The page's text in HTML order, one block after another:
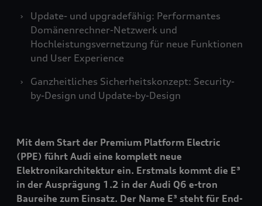
Update- und upgradefähig: Performantes
Domänenrechner-Netzwerk und
Hochleistungsvernetzung für neue Funktionen
und User Experience
Ganzheitliches Sicherheitskonzept: Security-
by-Design und Update-by-Design
Mit dem Start der Premium Platform Electric
(PPE) führt Audi eine komplett neue
Elektronikarchitektur ein. Erstmals kommt die E³
in der Ausprägung 1.2 in der Audi Q6 e-tron
Baureihe zum Einsatz. Der Name E³ steht für End-